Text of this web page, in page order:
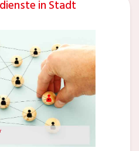
in Stadt